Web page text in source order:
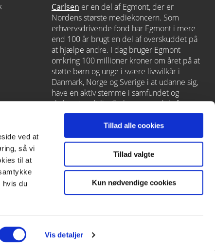
ved at
så vi
til at
hvis du
Vis detaljer
Tillad alle cookies
Tillad valgte
Kun nødvendige cookies
Carlsen er en del af Egmont, der er
Nordens største mediekoncern. Som
erhvervsdrivende fond har Egmont i mere
end 100 år brugt en del af overskuddet på
at hjælpe andre. I dag bruger Egmont
omkring 100 millioner kroner om året på at
støtte børn og unge i svære livsvilkår i
Danmark, Norge og Sverige i at udanne sig,
have en aktiv stemme i samfundet og
skabe et godt liv. Carlsen er en del af
Egmont viaLindhardt og Ringhof, som
også rummer L&R Uddannelse – et af
Danmarks førende læringshuse med
Alinea,GoTutor(herunder iNorge),
moxis.
Subfooter